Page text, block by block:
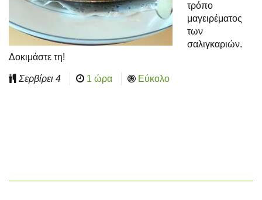
τρόπο
μαγειρέματος
των
σαλιγκαριών.
Δοκιμάστε τη!
Σερβίρει 4 1 ώρα Εύκολο